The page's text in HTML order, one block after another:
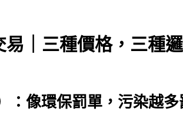
｜三種價格，三種
：像環保罰單，污染越多